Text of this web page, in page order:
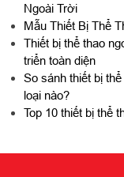
Ngoài Trời
Mẫu Thiết Bị Thể
Thiết bị thể thao
triển toàn diện
So sánh thiết bị
loại nào?
Top 10 thiết bị thể